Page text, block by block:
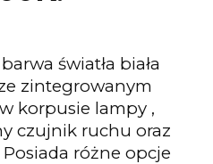
światła biała
zintegrowanym
korpusie lampy ,
czujnik ruchu oraz
różne opcje